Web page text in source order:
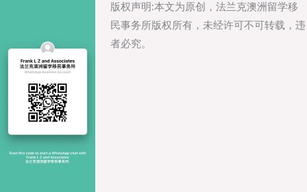
版权声明:本文为原创，法兰克澳洲留学移
民事务所版权所有，未经许可不可转载，违
者必究。